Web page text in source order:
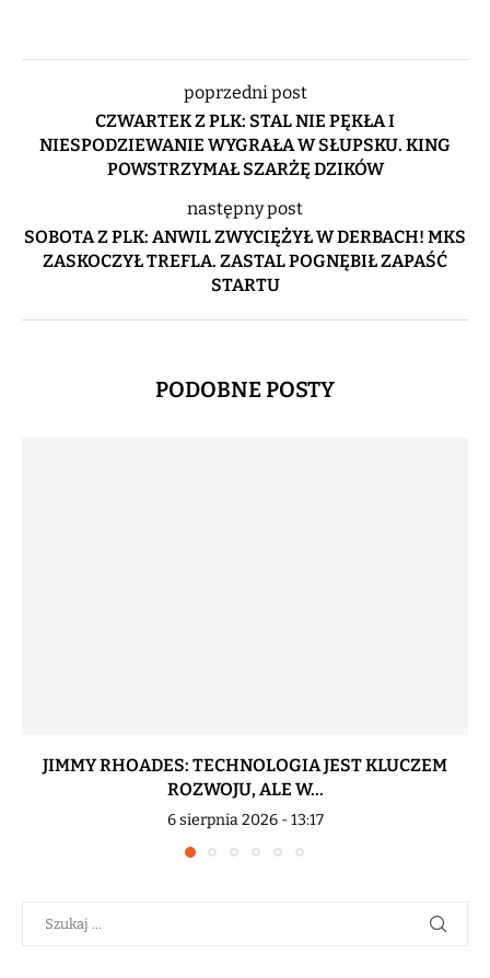
poprzedni post
CZWARTEK Z PLK: STAL NIE PĘKŁA I
NIESPODZIEWANIE WYGRAŁA W SŁUPSKU. KING
POWSTRZYMAŁ SZARŻĘ DZIKÓW
następny post
SOBOTA Z PLK: ANWIL ZWYCIĘŻYŁ W DERBACH! MKS
ZASKOCZYŁ TREFLA. ZASTAL POGNĘBIŁ ZAPAŚĆ
STARTU
PODOBNE POSTY
JIMMY RHOADES: TECHNOLOGIA JEST KLUCZEM
ROZWOJU, ALE W...
6 sierpnia 2026 - 13:17